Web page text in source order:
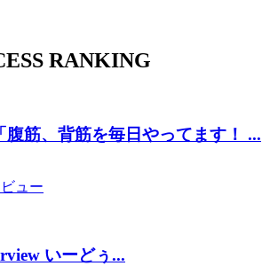
RANKING
腹筋、背筋を毎日やってます！ ...
ュー
いーどぅ...